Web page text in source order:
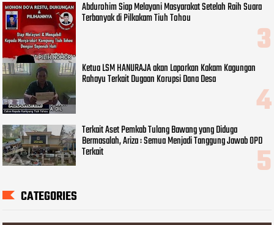
Abdurohim Siap Melayani Masyarakat Setelah Raih Suara
Terbanyak di Pilkakam Tiuh Tohou
Ketua LSM HANURAJA akan Laporkan Kakam Kagungan
Rahayu Terkait Dugaan Korupsi Dana Desa
Terkait Aset Pemkab Tulang Bawang yang Diduga
Bermasalah, Ariza : Semua Menjadi Tanggung Jawab OPD
Terkait
CATEGORIES